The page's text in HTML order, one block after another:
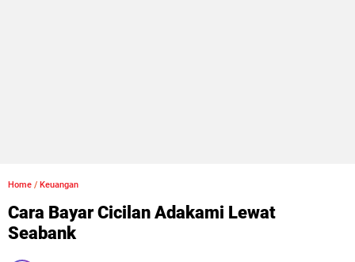
Home / Keuangan
Cara Bayar Cicilan Adakami Lewat
Seabank